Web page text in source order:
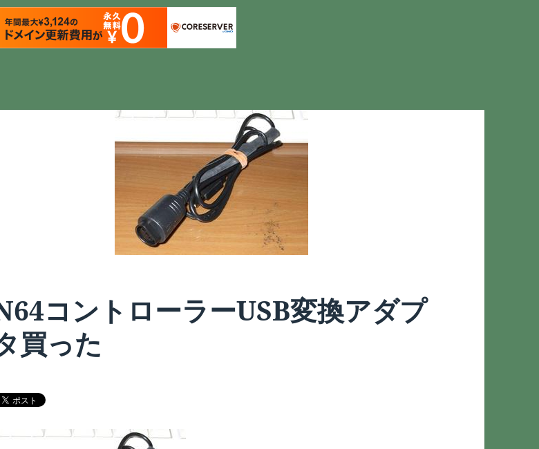
コントローラーUSB変換アダプ
買った